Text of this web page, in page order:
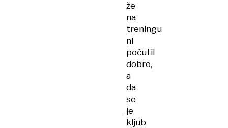
že
na
treningu
ni
počutil
dobro,
a
da
se
je
kljub